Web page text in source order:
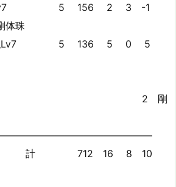
ク_Lv7 5 156 2 3 -1
珠
ーヴ_Lv7 5 136 5 0 5
剛
16 8 10